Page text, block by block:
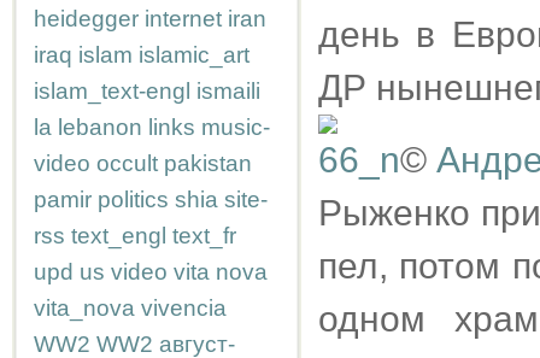
heidegger internet iran
iraq islam islamic_art
islam_text-engl ismaili
la lebanon links music-
video occult pakistan
pamir politics shia site-
rss text_engl text_fr
upd us video vita nova
vita_nova vivencia
WW2 WW2 август-
день в
ДР
©
Рыженко
пел, потом
одном